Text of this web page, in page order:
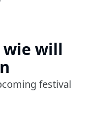
wie will
festival